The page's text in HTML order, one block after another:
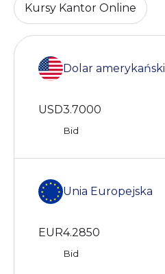
Kursy Kantor Online
Dolar amerykański
USD3.7000
Bid
Unia Europejska
EUR4.2850
Bid